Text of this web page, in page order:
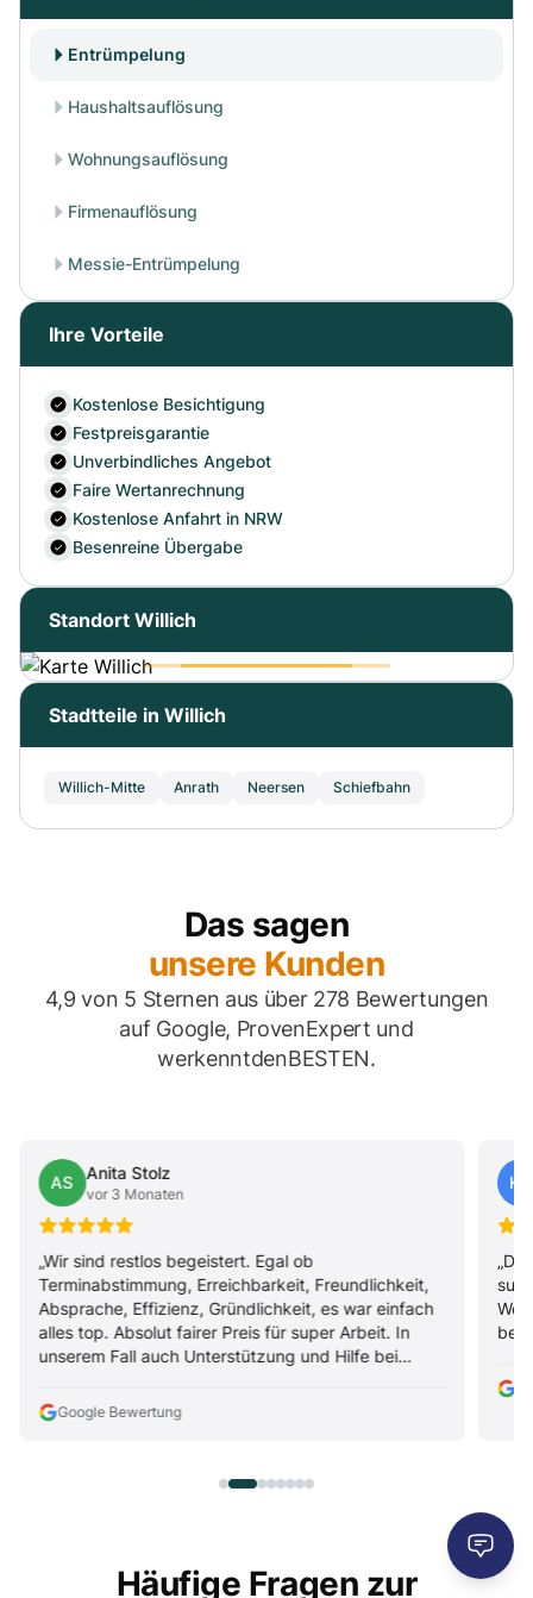
Entrümpelung
Haushaltsauflösung
Wohnungsauflösung
Firmenauflösung
Messie-Entrümpelung
Ihre Vorteile
Kostenlose Besichtigung
Festpreisgarantie
Unverbindliches Angebot
Faire Wertanrechnung
Kostenlose Anfahrt in NRW
Besenreine Übergabe
Standort Willich
Stadtteile in Willich
Willich-Mitte Anrath Neersen Schiefbahn
Das sagen
unsere Kunden
4,9 von 5 Sternen aus über 278 Bewertungen
auf Google, ProvenExpert und
werkenntdenBESTEN.
AS Anita Stolz
vor 3 Monaten
„Wir sind restlos begeistert. Egal ob
Terminabstimmung, Erreichbarkeit, Freundlichkeit,
Absprache, Effizienz, Gründlichkeit, es war einfach
alles top. Absolut fairer Preis für super Arbeit. In
unserem Fall auch Unterstützung und Hilfe bei
schnell und absolut dienstleistungs- und
kundenorientiert. Vielen Dank nochmals und auf
Google Bewertung
KD
Häufige Fragen zur